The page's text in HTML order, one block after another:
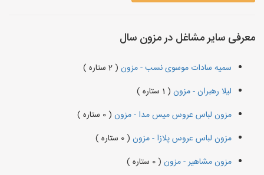
معرفی سایر مشاغل در مزون سال
سمیه سادات موسوی نسب - مزون ( 2 ستاره )
لیلا رهبران - مزون ( 1 ستاره )
مزون لباس عروس میس مدا - مزون ( 0 ستاره )
مزون لباس عروس پلازا - مزون ( 0 ستاره )
مزون مشاهیر - مزون ( 0 ستاره )